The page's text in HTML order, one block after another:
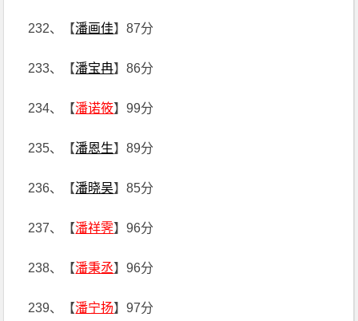
232、【潘画佳】87分
233、【潘宝冉】86分
234、【潘诺筱】99分
235、【潘恩生】89分
236、【潘晓吴】85分
237、【潘祥霁】96分
238、【潘秉丞】96分
239、【潘宁扬】97分